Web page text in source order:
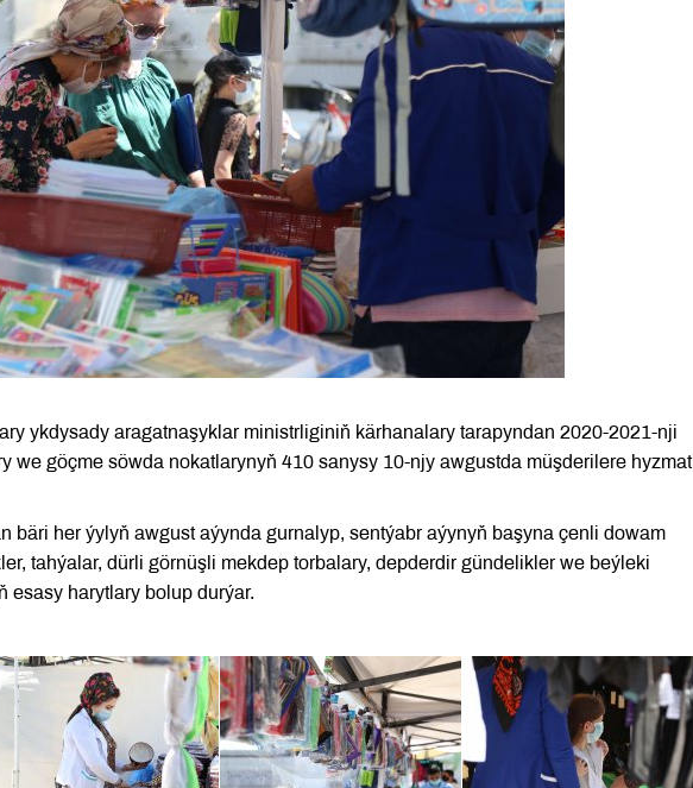
ykdysady aragatnaşyklar ministrliginiň kärhanalary tarapyndan 2020-2021-nji
we göçme söwda nokatlarynyň 410 sanysy 10-njy awgustda müşderilere hyzmat
bäri her ýylyň awgust aýynda gurnalyp, sentýabr aýynyň başyna çenli dowam
tahýalar, dürli görnüşli mekdep torbalary, depderdir gündelikler we beýleki
esasy harytlary bolup durýar.